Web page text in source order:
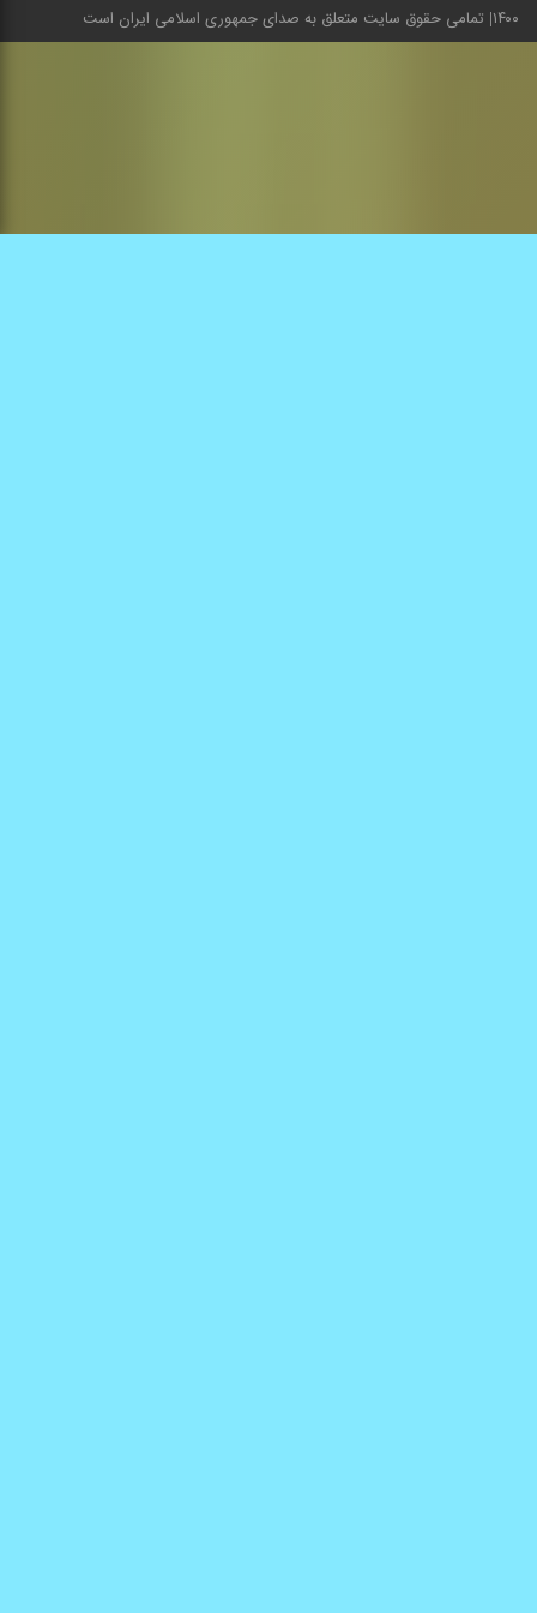
۱۴۰۰ تمامی حقوق سایت متعلق به صدای جمهوری اسلامی ایران است